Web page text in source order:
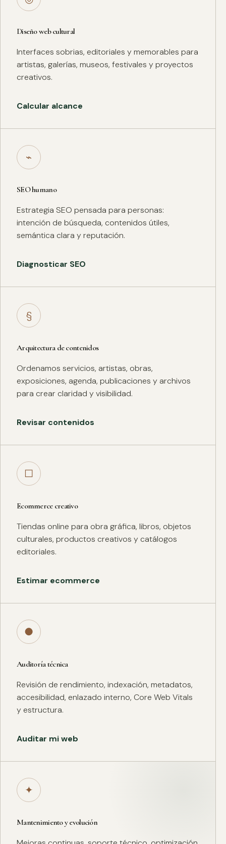
Diseño web cultural
Interfaces sobrias, editoriales y memorables para
artistas, galerías, museos, festivales y proyectos
creativos.
Calcular alcance
⌁
SEO humano
Estrategia SEO pensada para personas:
intención de búsqueda, contenidos útiles,
semántica clara y reputación.
Diagnosticar SEO
§
Arquitectura de contenidos
Ordenamos servicios, artistas, obras,
exposiciones, agenda, publicaciones y archivos
para crear claridad y visibilidad.
Revisar contenidos
□
Ecommerce creativo
Tiendas online para obra gráfica, libros, objetos
culturales, productos creativos y catálogos
editoriales.
Estimar ecommerce
●
Auditoría técnica
Revisión de rendimiento, indexación, metadatos,
accesibilidad, enlazado interno, Core Web Vitals
y estructura.
Auditar mi web
✦
Mantenimiento y evolución